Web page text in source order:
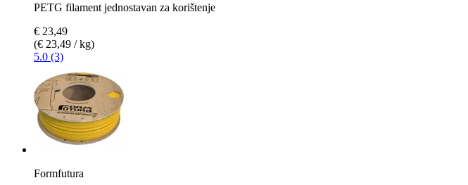
PETG filament jednostavan za korištenje
€ 23,49
(€ 23,49 / kg)
5.0 (3)
Formfutura